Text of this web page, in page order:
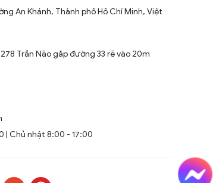
An Khánh, Thành phố Hồ Chí Minh, Việt
Trần Não gặp đường 33 rẽ vào 20m
| Chủ nhật 8:00 - 17:00